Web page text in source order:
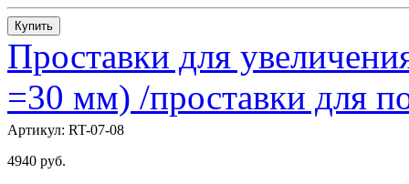
Купить
Проставки для
=30 мм) /проставки для
Артикул: RT-07-08
4940 руб.